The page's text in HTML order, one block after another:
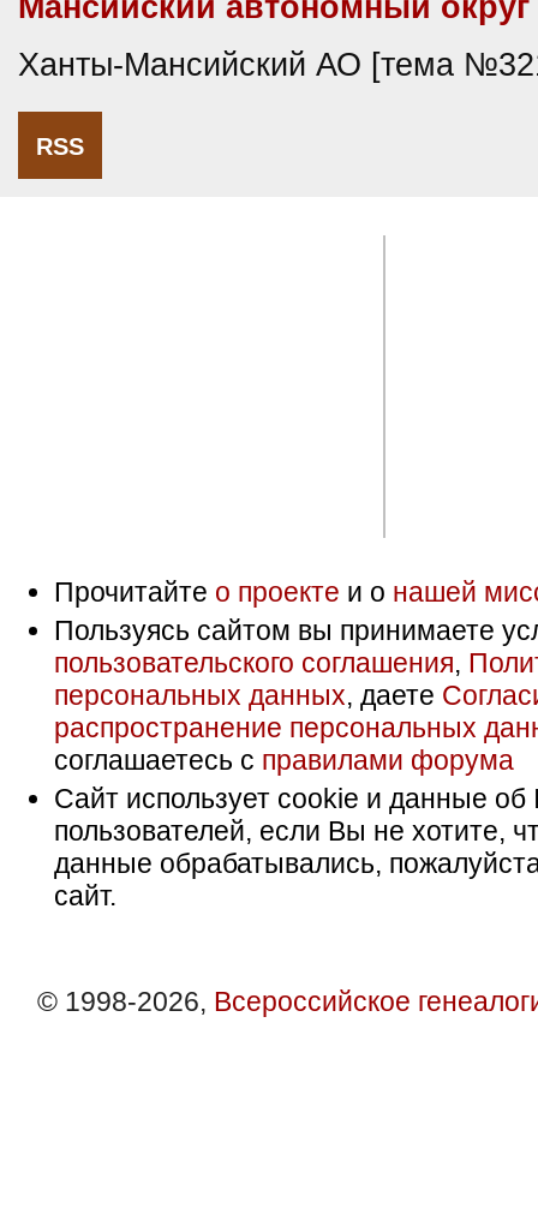
Мансийский автономный
Ханты-Мансийский АО [тема
RSS
Прочитайте о проекте и о нашей
Пользуясь сайтом вы принимаете
пользовательского соглашения,
персональных данных, даете
распространение персональных
соглашаетесь с правилами форума
Сайт использует cookie и данные об
пользователей, если Вы не хотите,
данные обрабатывались,
сайт.
© 1998-2026, Всероссийское